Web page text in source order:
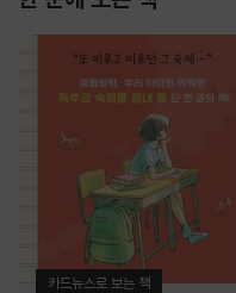
카드뉴스로 보는 책